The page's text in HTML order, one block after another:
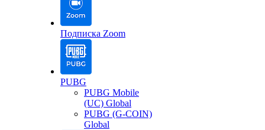
Подписка Zoom
PUBG
PUBG Mobile
(UC) Global
PUBG (G-COIN)
Global